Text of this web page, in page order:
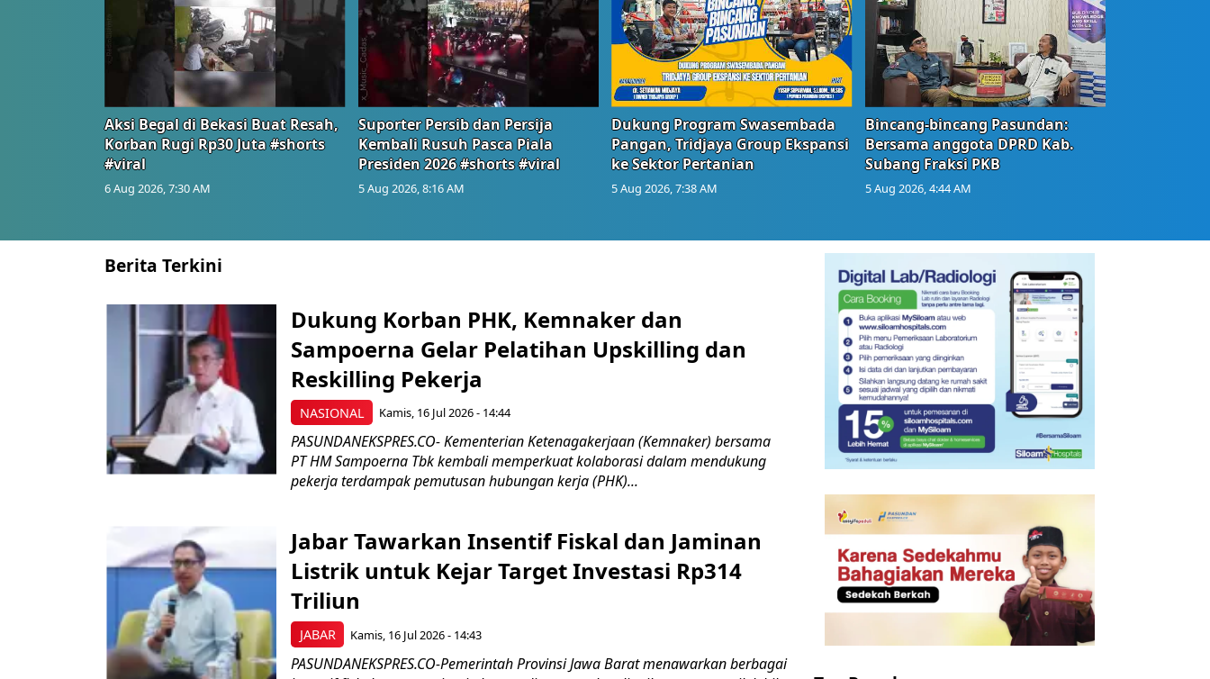
Aksi Begal di Bekasi Buat Resah,
Korban Rugi Rp30 Juta #shorts
#viral
6 Aug 2026, 7:30 AM
Suporter Persib dan Persija
Kembali Rusuh Pasca Piala
Presiden 2026 #shorts #viral
5 Aug 2026, 8:16 AM
Dukung Program Swasembada
Pangan, Tridjaya Group Ekspansi
ke Sektor Pertanian
5 Aug 2026, 7:38 AM
Bincang-bincang Pasundan:
Bersama anggota DPRD Kab.
Subang Fraksi PKB
5 Aug 2026, 4:44 AM
Berita Terkini
NASIONAL
Dukung Korban PHK, Kemnaker dan
Sampoerna Gelar Pelatihan Upskilling dan
Reskilling Pekerja
Kamis, 16 Jul 2026 - 14:44
PASUNDANEKSPRES.CO- Kementerian Ketenagakerjaan (Kemnaker) bersama
PT HM Sampoerna Tbk kembali memperkuat kolaborasi dalam mendukung
pekerja terdampak pemutusan hubungan kerja (PHK)...
JABAR
Jabar Tawarkan Insentif Fiskal dan Jaminan
Listrik untuk Kejar Target Investasi Rp314
Triliun
Kamis, 16 Jul 2026 - 14:43
PASUNDANEKSPRES.CO-Pemerintah Provinsi Jawa Barat menawarkan berbagai